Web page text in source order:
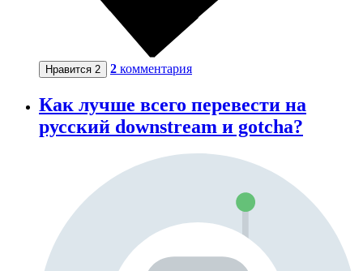
Нравится 2 2 комментария
Как лучше всего перевести на
русский downstream и gotcha?